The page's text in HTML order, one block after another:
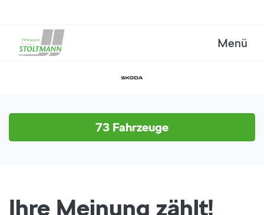
Menü
73 Fahrzeuge
Ihre Meinung zählt!